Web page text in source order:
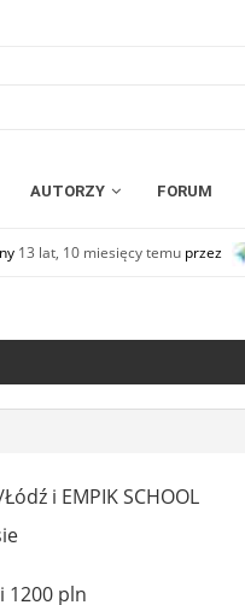
AUTORZY FORUM
13 lat, 10 miesięcy temu przez
i EMPIK SCHOOL
1200 pln